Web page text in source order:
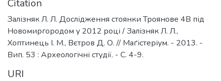
Citation
Залізняк Л. Л. Дослідження стоянки Троянове 4В під
Новомиргородом у 2012 році / Залізняк Л. Л.,
Хоптинець І. М., Вєтров Д. О. // Маґістеріум. - 2013. -
Вип. 53 : Археологічні студії. - С. 4-9.
URI